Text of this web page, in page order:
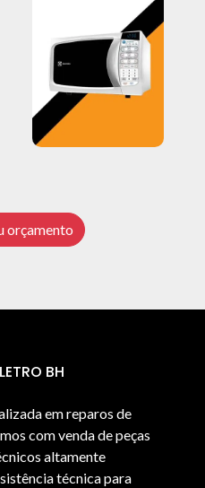
orçamento
BH
em reparos de
com venda de peças
altamente
técnica para